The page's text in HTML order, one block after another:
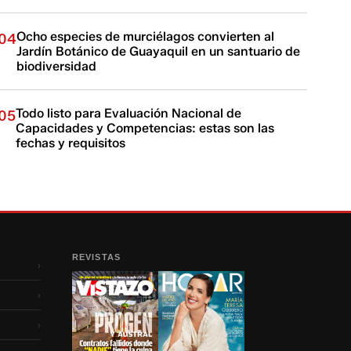
Ocho especies de murciélagos convierten al
Jardín Botánico de Guayaquil en un santuario de
biodiversidad
Todo listo para Evaluación Nacional de
Capacidades y Competencias: estas son las
fechas y requisitos
›
›
›
REVISTAS